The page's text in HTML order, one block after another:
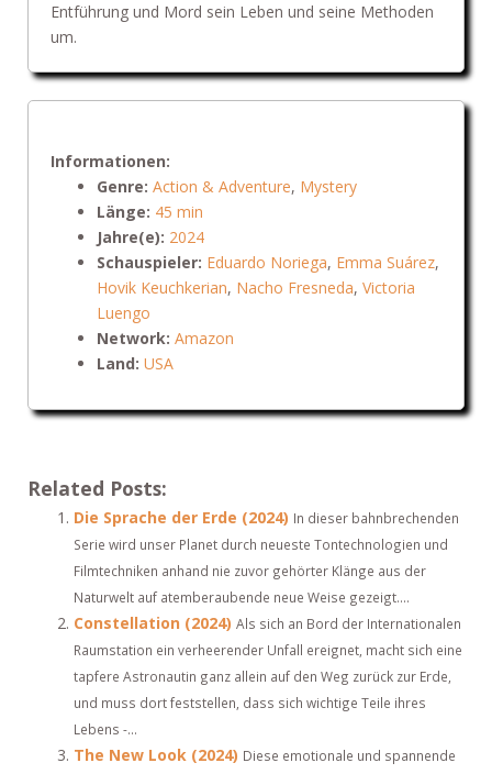
Entführung und Mord sein Leben und seine Methoden
um.
Informationen:
Genre: Action & Adventure, Mystery
Länge: 45 min
Jahre(e): 2024
Schauspieler: Eduardo Noriega, Emma Suárez,
Hovik Keuchkerian, Nacho Fresneda, Victoria
Luengo
Network: Amazon
Land: USA
Related Posts:
Die Sprache der Erde (2024) In dieser bahnbrechenden
Serie wird unser Planet durch neueste Tontechnologien und
Filmtechniken anhand nie zuvor gehörter Klänge aus der
Naturwelt auf atemberaubende neue Weise gezeigt....
Constellation (2024) Als sich an Bord der Internationalen
Raumstation ein verheerender Unfall ereignet, macht sich eine
tapfere Astronautin ganz allein auf den Weg zurück zur Erde,
und muss dort feststellen, dass sich wichtige Teile ihres
Lebens -...
The New Look (2024) Diese emotionale und spannende